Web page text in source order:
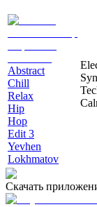
Abstract
Chill
Relax
Hip
Hop
Edit 3
Yevhen
Lokhmatov
Скачать